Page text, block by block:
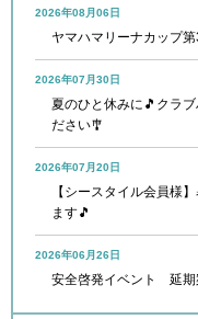
2026年08月06日
ヤマハマリーナカップ
2026年07月30日
夏のひと休みに🎵クラ
ださい🎐
2026年07月20日
【シースタイル会員様
ます🎵
2026年06月26日
安全啓発イベント 延期